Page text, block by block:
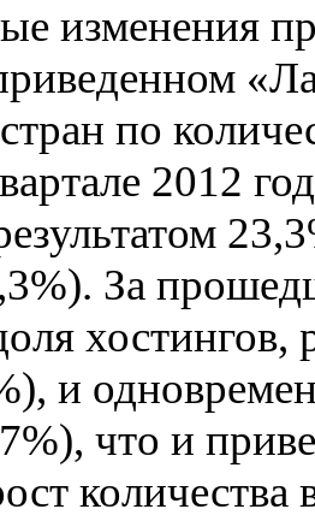
изменения
по
2012
За
и
что и